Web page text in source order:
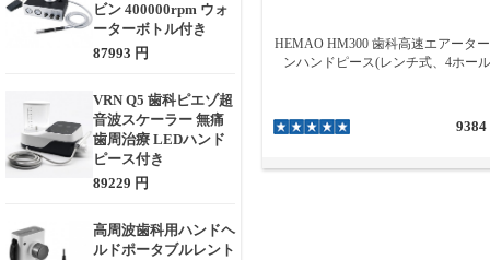
ビン 400000rpm ウォ
ーターボトル付き
87993 円
VRN Q5 歯科ピエゾ超
音波スケーラー 無痛
歯周治療 LEDハンド
ピース付き
89229 円
高周波歯科用ハンドヘ
ルドポータブルレント
HEMAO HM300 歯科高速エアータ
ンハンドピース(レンチ式、4ホー
9384